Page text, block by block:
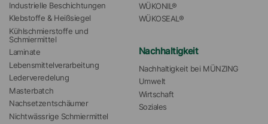
Industrielle Beschichtungen
Klebstoffe & Heißsiegel
Kühlschmierstoffe und
Schmiermittel
Laminate
Lebensmittelverarbeitung
Lederveredelung
Masterbatch
Nachsetzentschäumer
Nichtwässrige Schmiermittel
WÜKONIL®
WÜKOSEAL®
Nachhaltigkeit
Nachhaltigkeit bei MÜNZING
Umwelt
Wirtschaft
Soziales